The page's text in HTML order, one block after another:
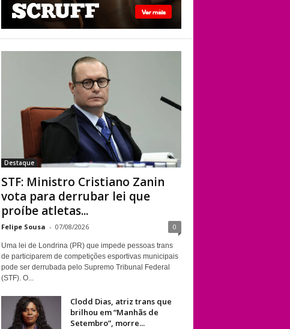
STF: Ministro
para derrubar lei
que proíbe atletas
transgênero em
competições de
Londrina
Destaque
STF: Ministro Cristiano Zanin
vota para derrubar lei que
proíbe atletas...
Felipe Sousa - 07/08/2026 0
Uma lei de Londrina (PR) que impede pessoas trans
de participarem de competições esportivas municipais
pode ser derrubada pelo Supremo Tribunal Federal
(STF). O...
Clodd Dias, atriz trans que
brilhou em “Manhãs de
Setembro”, morre...